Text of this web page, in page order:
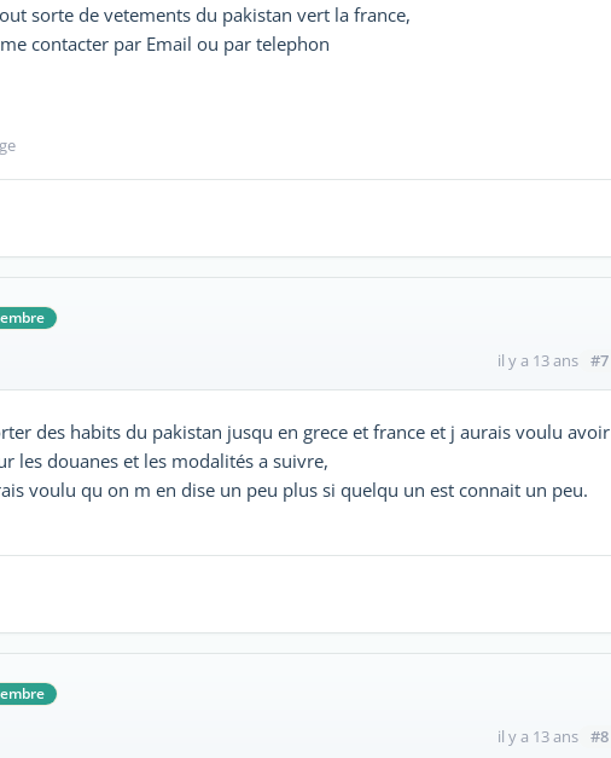
sorte de vetements du pakistan vert la france,
contacter par Email ou par telephon
il y a 13 ans #7
des habits du pakistan jusqu en grece et france et j aurais voulu avoir
les douanes et les modalités a suivre,
voulu qu on m en dise un peu plus si quelqu un est connait un peu.
il y a 13 ans #8